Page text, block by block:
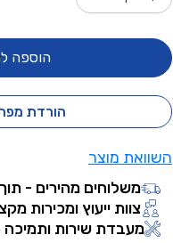
הוספה
הורדת
השוואת מוצר
משלוחים מהירים -
צוות ייעוץ ומכירות
מעבדת שירות ותמיכה